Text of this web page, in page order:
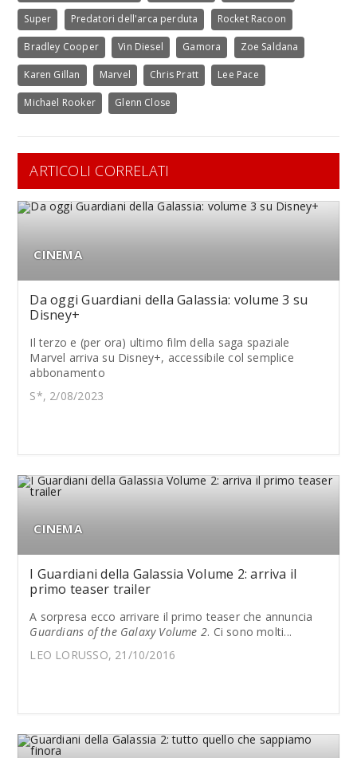
Super Predatori dell'arca perduta Rocket Racoon
Bradley Cooper Vin Diesel Gamora Zoe Saldana
Karen Gillan Marvel Chris Pratt Lee Pace
Michael Rooker Glenn Close
ARTICOLI CORRELATI
CINEMA
Da oggi Guardiani della Galassia: volume 3 su
Disney+
Il terzo e (per ora) ultimo film della saga spaziale
Marvel arriva su Disney+, accessibile col semplice
abbonamento
S*, 2/08/2023
CINEMA
I Guardiani della Galassia Volume 2: arriva il
primo teaser trailer
A sorpresa ecco arrivare il primo teaser che annuncia
Guardians of the Galaxy Volume 2. Ci sono molti...
LEO LORUSSO, 21/10/2016